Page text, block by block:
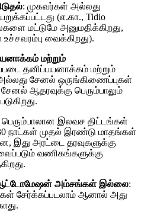
: முகவர்கள் அல்லது
(எ.கா., Tidio
மட்டுமே அனுமதிக்கிறது,
உச்சவரம்பு வைக்கிறது).
மற்றும்
தனிப்பயனாக்கம் மற்றும்
சேனல் ஒருங்கிணைப்புகள்
ஆதரவுக்கு பெரும்பாலும்
பெரும்பாலான இலவச திட்டங்கள்
நாட்கள் முதல் இரண்டு மாதங்கள்
இது அரட்டை தரவுகளுக்கு
வணிகங்களுக்கு
ஆட்டோமேஷன் அம்சங்கள் இல்லை:
சேர்க்கப்படலாம் ஆனால் அது